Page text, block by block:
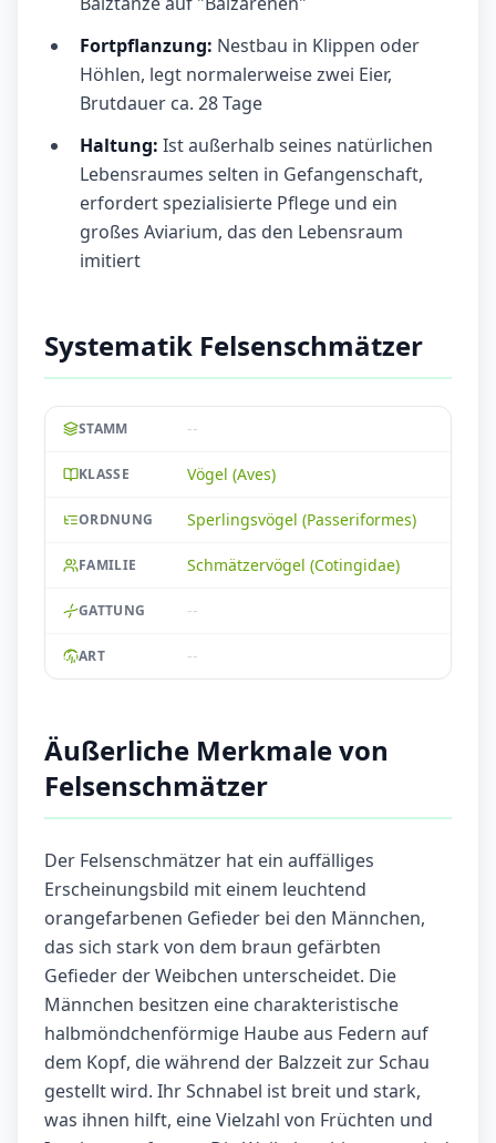
Fortpflanzung: Nestbau in Klippen oder
Höhlen, legt normalerweise zwei Eier,
Brutdauer ca. 28 Tage
Haltung: Ist außerhalb seines natürlichen
Lebensraumes selten in Gefangenschaft,
erfordert spezialisierte Pflege und ein
großes Aviarium, das den Lebensraum
imitiert
Systematik Felsenschmätzer
STAMM --
KLASSE Vögel (Aves)
ORDNUNG Sperlingsvögel (Passeriformes)
FAMILIE Schmätzervögel (Cotingidae)
GATTUNG --
ART --
Äußerliche Merkmale von
Felsenschmätzer
Der Felsenschmätzer hat ein auffälliges
Erscheinungsbild mit einem leuchtend
orangefarbenen Gefieder bei den Männchen,
das sich stark von dem braun gefärbten
Gefieder der Weibchen unterscheidet. Die
Männchen besitzen eine charakteristische
halbmöndchenförmige Haube aus Federn auf
dem Kopf, die während der Balzzeit zur Schau
gestellt wird. Ihr Schnabel ist breit und stark,
was ihnen hilft, eine Vielzahl von Früchten und